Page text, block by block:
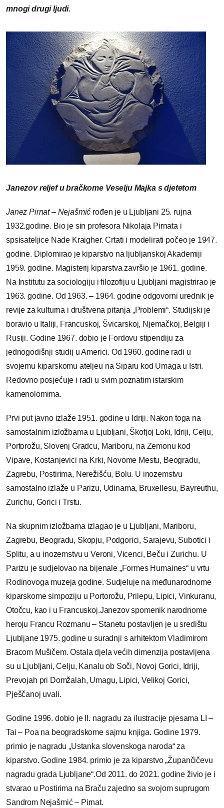
mnogi drugi ljudi.
Janezov reljef u bračkome Veselju Majka s djetetom
Janez Pirnat – Nejašmić rođen je u Ljubljani 25. rujna
1932.godine. Bio je sin profesora Nikolaja Pirnata i
spsisateljice Nade Kraigher. Crtati i modelirati počeo je 1947.
godine. Diplomirao je kiparstvo na ljubljanskoj Akademiji
1959. godine. Magisterij kiparstva završio je 1961. godine.
Na Institutu za sociologiju i filozofiju u Ljubljani magistrirao je
1963. godine. Od 1963. – 1964. godine odgovorni urednik je
revije za kulturna i društvena pitanja „Problemi“. Studijski je
boravio u Italiji, Francuskoj, Švicarskoj, Njemačkoj, Belgiji i
Rusiji. Godine 1967. dobio je Fordovu stipendiju za
jednogodišnji studij u Americi. Od 1960. godine radi u
svojemu kiparskomu ateljeu na Siparu kod Umaga u Istri.
Redovno posjećuje i radi u svim poznatim istarskim
kamenolomima.
Prvi put javno izlaže 1951. godine u Idriji. Nakon toga na
samostalnim izložbama u Ljubljani, Škofjoj Loki, Idriji, Celju,
Portorožu, Slovenj Gradcu, Mariboru, na Zemonu kod
Vipave, Kostanjevici na Krki, Novome Mestu, Beogradu,
Zagrebu, Postirima, Nerežišću, Bolu. U inozemstvu
samostalno izlaže u Parizu, Udinama, Bruxellesu, Bayreuthu,
Zurichu, Gorici i Trstu.
Na skupnim izložbama izlagao je u Ljubljani, Mariboru,
Zagrebu, Beogradu, Skopju, Podgorici, Sarajevu, Subotici i
Splitu, a u inozemstvu u Veroni, Vicenci, Beču i Zurichu. U
Parizu je sudjelovao na bijenale „Formes Humaines“ u vrtu
Rodinovoga muzeja godine. Sudjeluje na međunarodnome
kiparskome simpoziju u Portorožu, Prilepu, Lipici, Vinkuranu,
Otočcu, kao i u Francuskoj.Janezov spomenik narodnome
heroju Francu Rozmanu – Stanetu postavljen je u središtu
Ljubljane 1975. godine u suradnji s arhitektom Vladimirom
Bracom Mušičem. Ostala djela većih dimenzija postavljena
su u Ljubljani, Celju, Kanalu ob Soči, Novoj Gorici, Idriji,
Prevojah pri Domžalah, Umagu, Lipici, Velikoj Gorici,
Pješčanoj uvali.
Godine 1996. dobio je II. nagradu za ilustracije pjesama LI –
Tai – Poa na beogradskome sajmu knjiga. Godine 1979.
primio je nagradu „Ustanka slovenskoga naroda“ za
kiparstvo. Godine 1984. primio je za kiparstvo „Župančičevu
nagradu grada Ljubljane“.Od 2011. do 2021. godine živio je i
stvarao u Postirima na Braču zajedno sa svojom suprugom
Sandrom Nejašmić – Pirnat.